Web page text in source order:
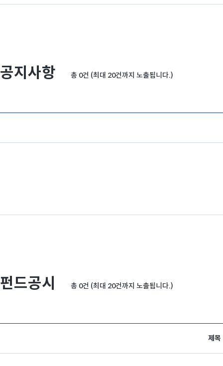
공지사항 총 0건 (최대 20건까지 노출됩니다.)
펀드공시 총 0건 (최대 20건까지 노출됩니다.)
제목